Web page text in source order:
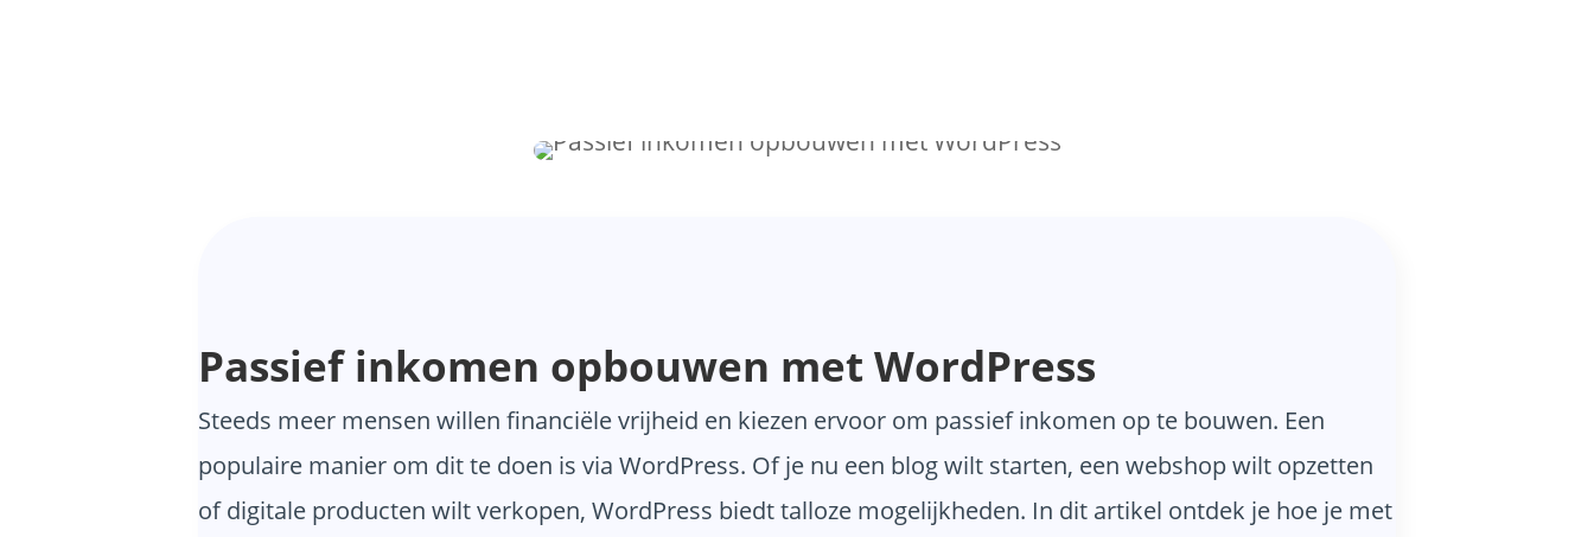
Passief inkomen opbouwen met WordPress
Steeds meer mensen willen financiële vrijheid en kiezen ervoor om passief inkomen op te bouwen. Een
populaire manier om dit te doen is via WordPress. Of je nu een blog wilt starten, een webshop wilt opzetten
of digitale producten wilt verkopen, WordPress biedt talloze mogelijkheden. In dit artikel ontdek je hoe je met